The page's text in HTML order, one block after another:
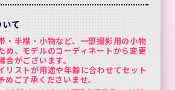
いて
・半襟・小物など、一部撮影用の小物
め、モデルのコーディネートから変更
合がございます。
リストが用途や年齢に合わせてセット
めご了承くださいませ。